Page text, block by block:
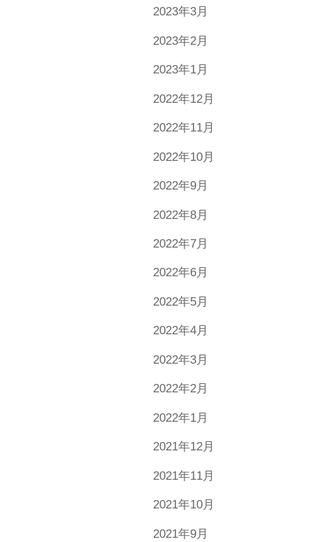
2023年3月
2023年2月
2023年1月
2022年12月
2022年11月
2022年10月
2022年9月
2022年8月
2022年7月
2022年6月
2022年5月
2022年4月
2022年3月
2022年2月
2022年1月
2021年12月
2021年11月
2021年10月
2021年9月